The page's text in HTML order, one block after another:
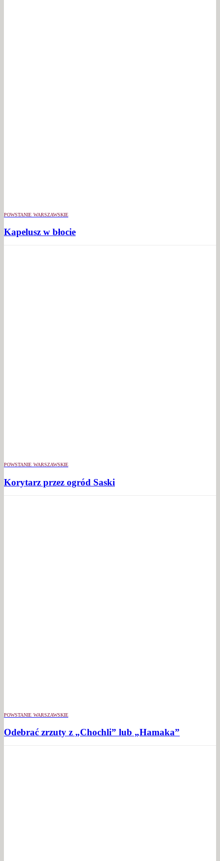
POWSTANIE WARSZAWSKIE
Kapelusz w błocie
POWSTANIE WARSZAWSKIE
Korytarz przez ogród Saski
POWSTANIE WARSZAWSKIE
Odebrać zrzuty z „Chochli” lub „Hamaka”